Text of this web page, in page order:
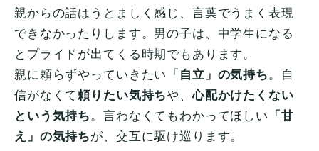
親からの話はうとましく感じ、言葉でうまく表現
できなかったりします。男の子は、中学生になる
とプライドが出てくる時期でもあります。
親に頼らずやっていきたい
「自立」の気持ち。自
信がなくて頼りたい気持ちや、心配かけたくない
という気持ち。言わなくてもわかってほしい
「甘
え」の気持ちが、交互に駆け巡ります。